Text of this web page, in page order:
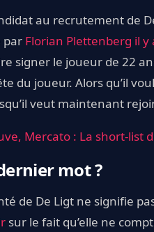
au recrutement de
par Florian Plettenberg il y
signer le joueur de 22
du joueur. Alors qu’il
veut maintenant
Mercato : La short-list
mot ?
de De Ligt ne signifie
sur le fait qu’elle ne